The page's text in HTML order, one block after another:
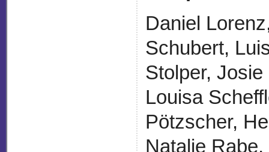
Daniel
Schubert,
Stolper,
Louisa
Pötzscher,
Natalie